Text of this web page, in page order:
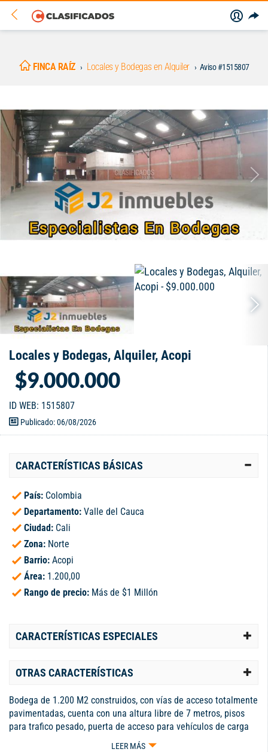
FINCA RAÍZ Locales y Bodegas en Alquiler Aviso #1515807
Locales y Bodegas, Alquiler, Acopi
$9.000.000
ID WEB: 1515807
Publicado: 06/08/2026
CARACTERÍSTICAS BÁSICAS
País: Colombia
Departamento: Valle del Cauca
Ciudad: Cali
Zona: Norte
Barrio: Acopi
Área: 1.200,00
Rango de precio: Más de $1 Millón
CARACTERÍSTICAS ESPECIALES
OTRAS CARACTERÍSTICAS
Bodega de 1.200 M2 construidos, con vías de acceso totalmente
pavimentadas, cuenta con una altura libre de 7 metros, pisos
para trafico pesado, puerta de acceso para vehículos de carga
pesada, energía trifásica, oficinas distribuidas en 2 niveles,
LEER MÁS